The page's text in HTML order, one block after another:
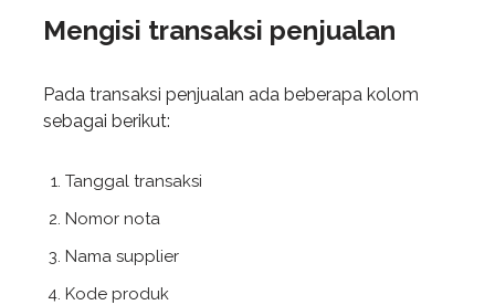
Mengisi transaksi penjualan
Pada transaksi penjualan ada beberapa kolom
sebagai berikut:
Tanggal transaksi
Nomor nota
Nama supplier
Kode produk